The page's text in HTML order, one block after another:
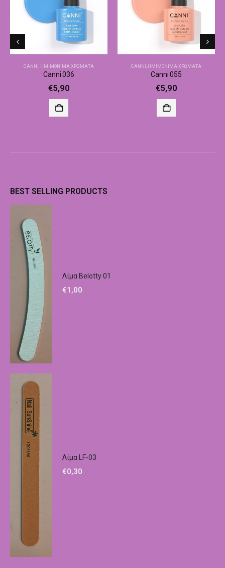
CANNI ΗΜΙΜΌΝΙΜΑ ΧΡΏΜΑΤΑ
Canni 036
€5,90
CANNI ΗΜΙΜΌΝΙΜΑ ΧΡΏΜΑΤΑ
Canni 055
€5,90
BEST SELLING PRODUCTS
Λίμα Belotty 01
€1,00
Λίμα LF-03
€0,30